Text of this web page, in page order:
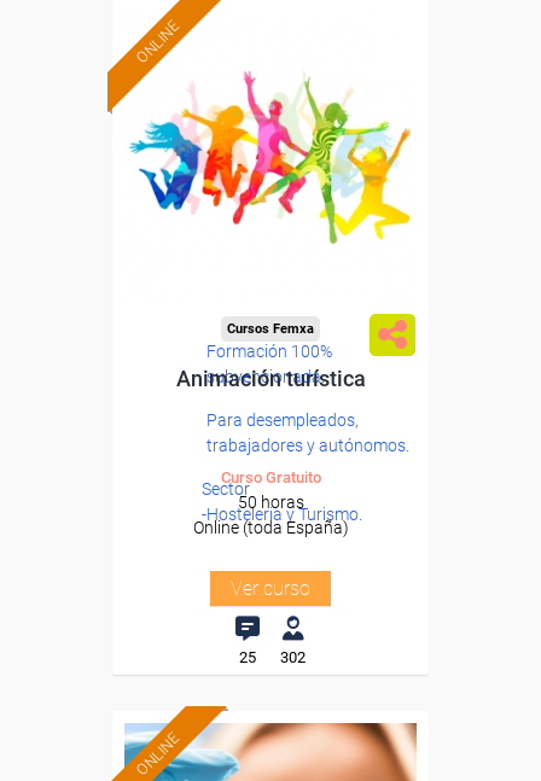
ONLINE
Formación 100%
subvencionada.
Para desempleados,
trabajadores y autónomos.
Sector
-Hosteleria y Turismo.
Cursos Femxa
Animación turística
Curso Gratuito
50 horas
Online (toda España)
Ver curso
25 302
ONLINE